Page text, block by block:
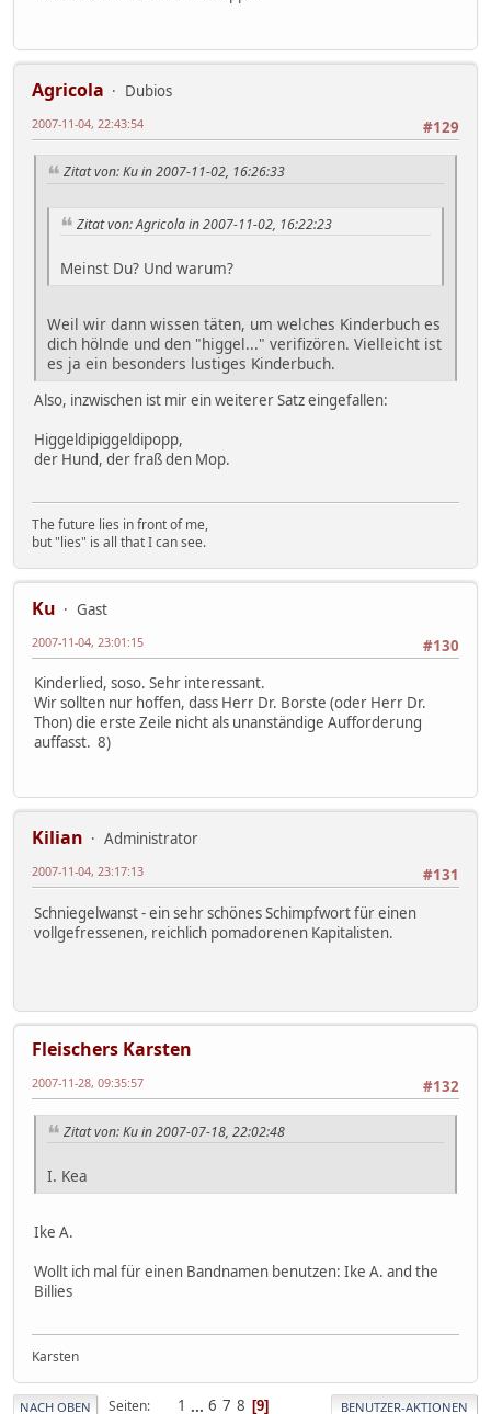
Agricola
Dubios
#129
2007-11-04, 22:43:54
Zitat von: Ku in 2007-11-02, 16:26:33
Zitat von: Agricola in 2007-11-02, 16:22:23
Meinst Du? Und warum?
Weil wir dann wissen täten, um welches Kinderbuch es
dich hölnde und den "higgel..." verifizören. Vielleicht ist
es ja ein besonders lustiges Kinderbuch.
Also, inzwischen ist mir ein weiterer Satz eingefallen:
Higgeldipiggeldipopp,
der Hund, der fraß den Mop.
The future lies in front of me,
but "lies" is all that I can see.
Ku
Gast
#130
2007-11-04, 23:01:15
Kinderlied, soso. Sehr interessant.
Wir sollten nur hoffen, dass Herr Dr. Borste (oder Herr Dr.
Thon) die erste Zeile nicht als unanständige Aufforderung
auffasst. 8)
Kilian
Administrator
#131
2007-11-04, 23:17:13
Schniegelwanst - ein sehr schönes Schimpfwort für einen
vollgefressenen, reichlich pomadorenen Kapitalisten.
Fleischers Karsten
#132
2007-11-28, 09:35:57
Zitat von: Ku in 2007-07-18, 22:02:48
I. Kea
Ike A.
Wollt ich mal für einen Bandnamen benutzen: Ike A. and the
Billies
Karsten
NACH OBEN Seiten 1 ... 6 7 8 9 BENUTZER-AKTIONEN